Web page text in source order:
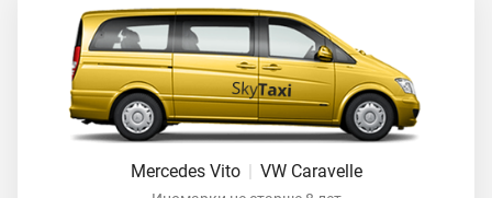
Mercedes Vito | VW Caravelle